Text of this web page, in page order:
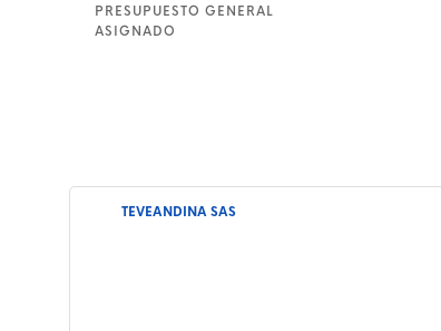
PRESUPUESTO GENERAL
ASIGNADO
TEVEANDINA SAS